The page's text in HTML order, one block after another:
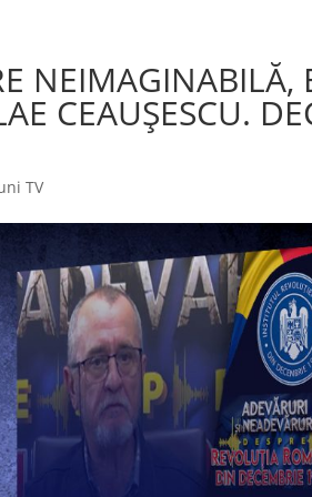
NEIMAGINABILĂ,
CEAUȘESCU.
TV